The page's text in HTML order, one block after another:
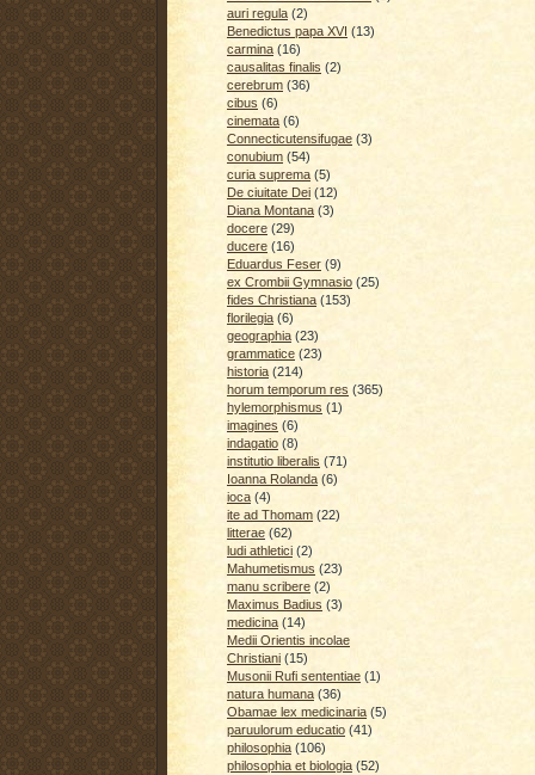
auri regula (2)
Benedictus papa XVI (13)
carmina (16)
causalitas finalis (2)
cerebrum (36)
cibus (6)
cinemata (6)
Connecticutensifugae (3)
conubium (54)
curia suprema (5)
De ciuitate Dei (12)
Diana Montana (3)
docere (29)
ducere (16)
Eduardus Feser (9)
ex Crombii Gymnasio (25)
fides Christiana (153)
florilegia (6)
geographia (23)
grammatice (23)
historia (214)
horum temporum res (365)
hylemorphismus (1)
imagines (6)
indagatio (8)
institutio liberalis (71)
Ioanna Rolanda (6)
ioca (4)
ite ad Thomam (22)
litterae (62)
ludi athletici (2)
Mahumetismus (23)
manu scribere (2)
Maximus Badius (3)
medicina (14)
Medii Orientis incolae
Christiani (15)
Musonii Rufi sententiae (1)
natura humana (36)
Obamae lex medicinaria (5)
paruulorum educatio (41)
philosophia (106)
philosophia et biologia (52)